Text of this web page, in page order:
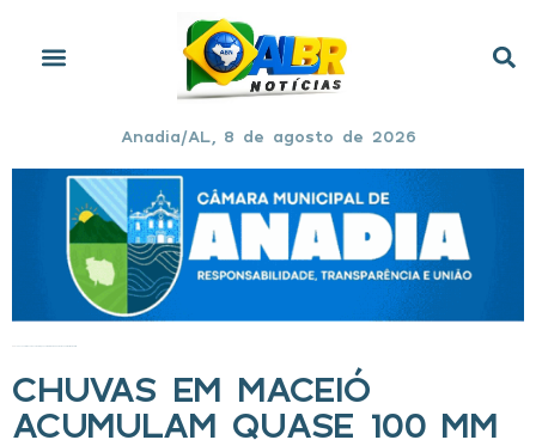
Anadia/AL, 8 de agosto de 2026
CHUVAS EM MACEIÓ
ACUMULAM QUASE 100 MM